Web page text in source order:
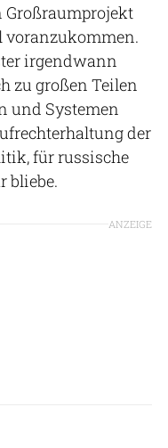
voranzukommen.
irgendwann
zu großen Teilen
und Systemen
der
für russische
bliebe.
ANZEIGE